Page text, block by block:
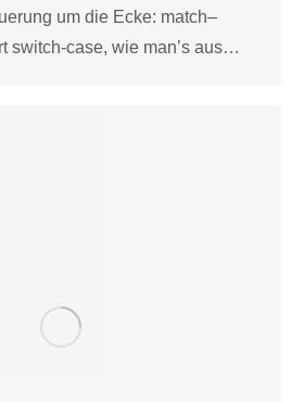
um die Ecke: match–
switch-case, wie man’s aus…